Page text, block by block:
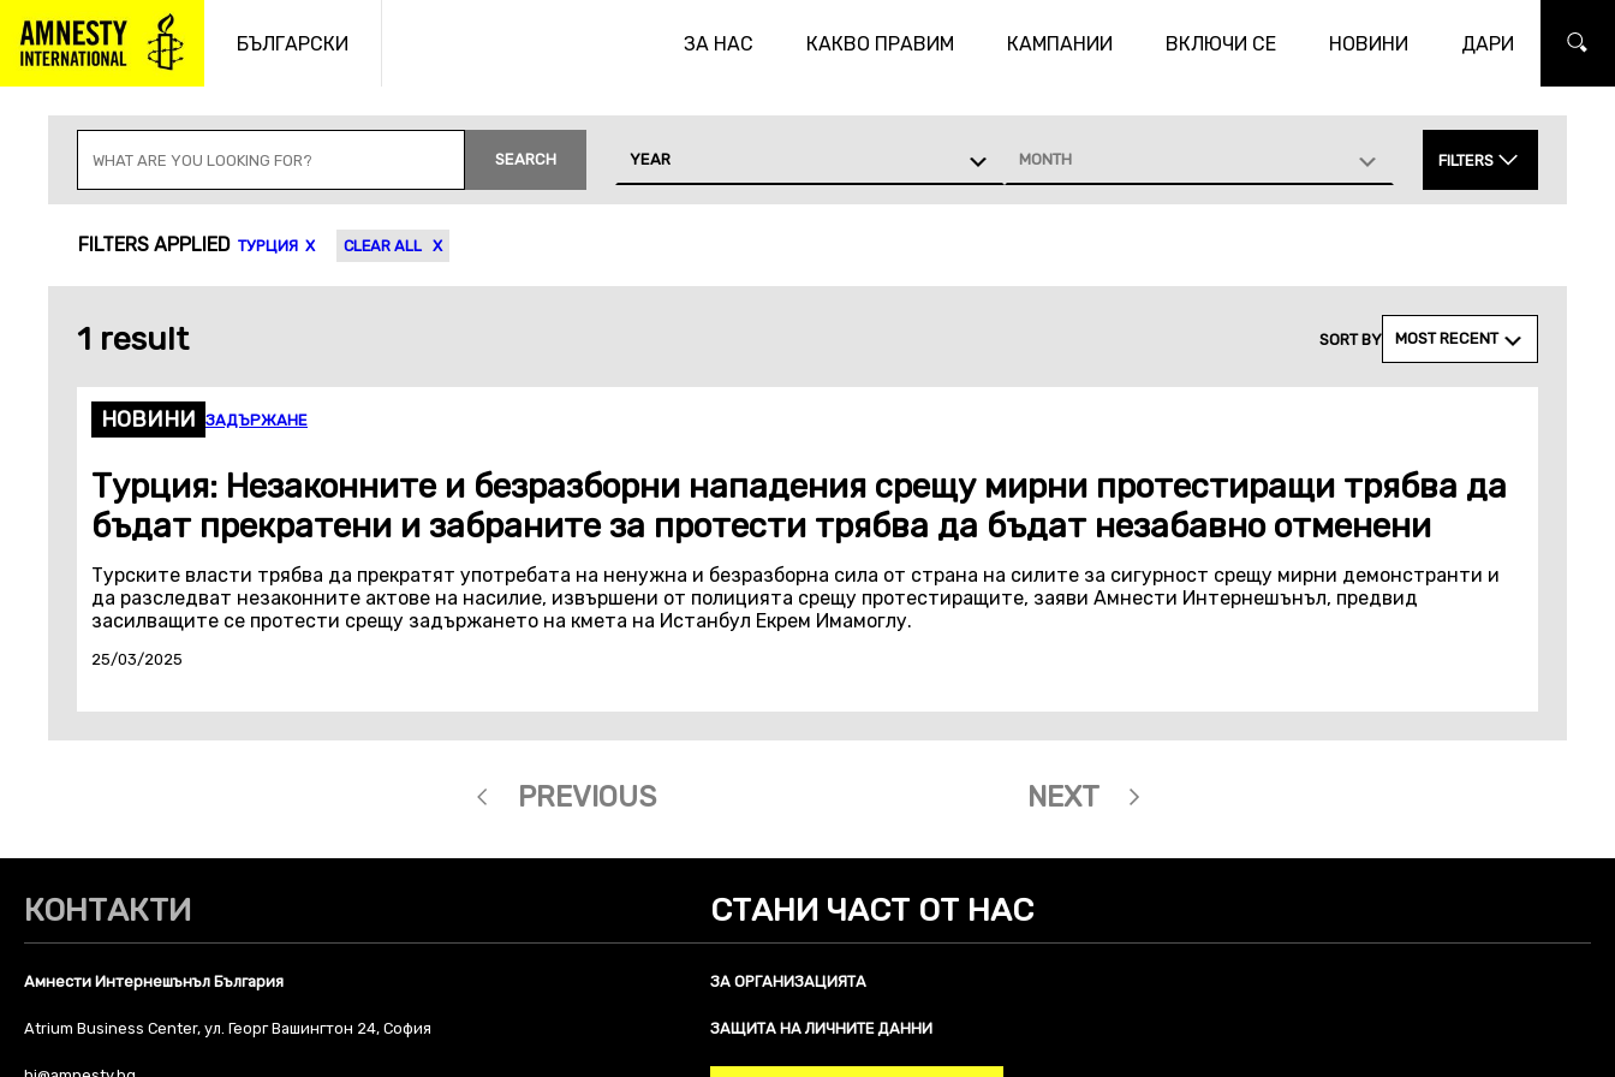
БЪЛГАРСКИ ЗА НАС КАКВО ПРАВИМ КАМПАНИИ ВКЛЮЧИ СЕ НОВИНИ ДАРИ
съдържанието
R
I
P
SEARCH YEAR MONTH FILTERS
FILTERS APPLIED ТУРЦИЯ CLEAR ALL
1 result SORT BY MOST RECENT
НОВИНИ ЗАДЪРЖАНЕ
Турция: Незаконните и безразборни нападения срещу мирни протестиращи трябва да
бъдат прекратени и забраните за протести трябва да бъдат незабавно отменени
Турските власти трябва да прекратят употребата на ненужна и безразборна сила от страна на силите за сигурност срещу мирни демонстранти и
да разследват незаконните актове на насилие, извършени от полицията срещу протестиращите, заяви Амнести Интернешънъл, предвид
засилващите се протести срещу задържането на кмета на Истанбул Екрем Имамоглу.
25/03/2025
PREVIOUS NEXT
КОНТАКТИ
Амнести Интернешънъл България
Atrium Business Center, ул. Георг Вашингтон 24, София
СТАНИ ЧАСТ ОТ НАС
ЗА ОРГАНИЗАЦИЯТА
ЗАЩИТА НА ЛИЧНИТЕ ДАННИ